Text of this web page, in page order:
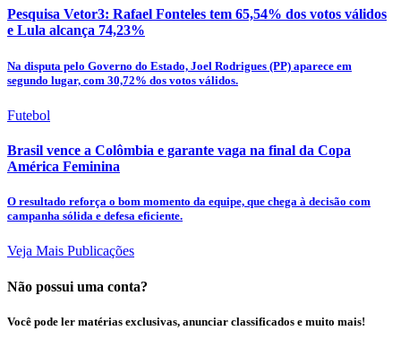
Pesquisa Vetor3: Rafael Fonteles tem 65,54% dos votos válidos
e Lula alcança 74,23%
Na disputa pelo Governo do Estado, Joel Rodrigues (PP) aparece em
segundo lugar, com 30,72% dos votos válidos.
Futebol
Brasil vence a Colômbia e garante vaga na final da Copa
América Feminina
O resultado reforça o bom momento da equipe, que chega à decisão com
campanha sólida e defesa eficiente.
Veja Mais Publicações
Não possui uma conta?
Você pode ler matérias exclusivas, anunciar classificados e muito mais!